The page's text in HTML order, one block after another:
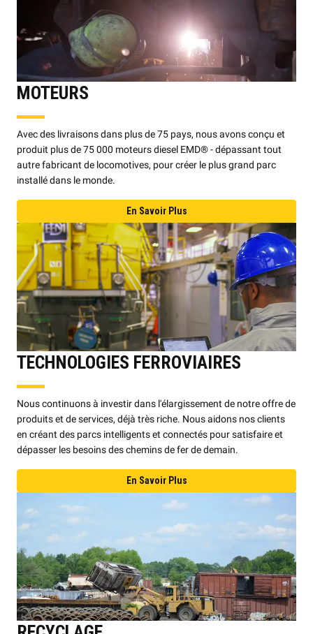
MOTEURS
Avec des livraisons dans plus de 75 pays, nous avons conçu et
produit plus de 75 000 moteurs diesel EMD® - dépassant tout
autre fabricant de locomotives, pour créer le plus grand parc
installé dans le monde.
En Savoir Plus
TECHNOLOGIES FERROVIAIRES
Nous continuons à investir dans l'élargissement de notre offre de
produits et de services, déjà très riche. Nous aidons nos clients
en créant des parcs intelligents et connectés pour satisfaire et
dépasser les besoins des chemins de fer de demain.
En Savoir Plus